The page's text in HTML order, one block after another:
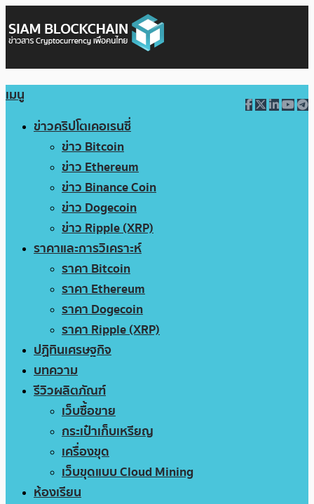
เมนู
ข่าวคริปโตเคอเรนซี่
ข่าว Bitcoin
ข่าว Ethereum
ข่าว Binance Coin
ข่าว Dogecoin
ข่าว Ripple (XRP)
ราคาและการวิเคราะห์
ราคา Bitcoin
ราคา Ethereum
ราคา Dogecoin
ราคา Ripple (XRP)
ปฏิทินเศรษฐกิจ
บทความ
รีวิวผลิตภัณฑ์
เว็บซื้อขาย
กระเป๋าเก็บเหรียญ
เครื่องขุด
เว็บขุดแบบ Cloud Mining
ห้องเรียน